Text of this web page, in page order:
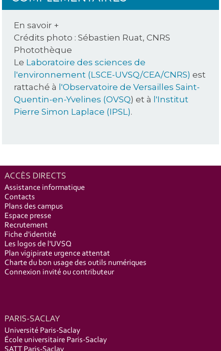
En savoir +
Crédits photo : Sébastien Ruat, CNRS
Photothèque
Le Laboratoire des sciences de
l'environnement (LSCE-UVSQ/CEA/CNRS) est
rattaché à l'Observatoire de Versailles Saint-
Quentin-en-Yvelines (OVSQ) et à l'Institut
Pierre Simon Laplace (IPSL).
ACCÈS DIRECTS
Assistance informatique
Contacts
Plans des campus
Espace presse
Recrutement
Fiche d'identité
Les logos de l'UVSQ
Plan vigipirate urgence attentat
Charte du bon usage des outils numériques
Connexion invité ou contributeur
PARIS-SACLAY
Université Paris-Saclay
École universitaire Paris-Saclay